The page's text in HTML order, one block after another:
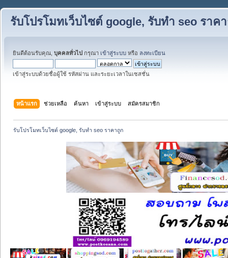
รับโปรโมทเว็บไซต์ google, รับทำ seo ราค
ยินดีต้อนรับคุณ, บุคคลทั่วไป กรุณา เข้าสู่ระบบ หรือ ลงทะเบียน
เข้าสู่ระบบด้วยชื่อผู้ใช้ รหัสผ่าน และระยะเวลาในเซสชั่น
หน้าแรก ช่วยเหลือ ค้นหา เข้าสู่ระบบ สมัครสมาชิก
รับโปรโมทเว็บไซต์ google, รับทำ seo ราคาถูก